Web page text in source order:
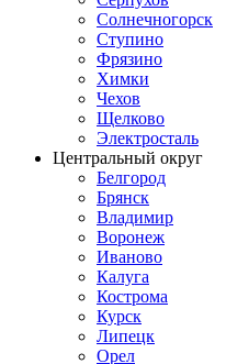
Солнечногорск
Ступино
Фрязино
Химки
Чехов
Щелково
Электросталь
Центральный округ
Белгород
Брянск
Владимир
Воронеж
Иваново
Калуга
Кострома
Курск
Липецк
Орел